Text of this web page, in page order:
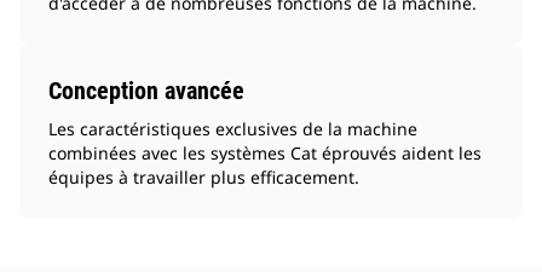
Conception avancée
Les caractéristiques exclusives de la machine
combinées avec les systèmes Cat éprouvés aident les
équipes à travailler plus efficacement.